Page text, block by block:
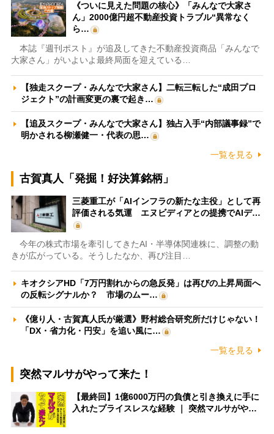
《ついに見えた問題の核心》「みんなで大家さ
ん」2000億円超不動産投資トラブル“異常なく
ら…
本誌『週刊ポスト』が追及してきた不動産投資商品「みんなで
大家さん」がいよいよ最終局面を迎えている…
【独走スクープ・みんなで大家さん】二転三転した“成田プロ
ジェクト”の計画変更の裏で起き…
【追及スクープ・みんなで大家さん】独占入手“内部議事録”で
明かされる柳瀬健一・代表の思…
一覧を見る
古賀真人「発掘！好決算銘柄」
三菱重工が「AIインフラの新たな主役」として再
評価される気運 エヌビディアとの提携でAIデ…
今年の株式市場を牽引してきたAI・半導体関連株に、調整の動
きが広がっている。そうしたなか、再び注目…
キオクシアHD「7万円割れからの急反発」は再びの上昇局面へ
の反転シグナルか？ 市場のムー…
《億り人・古賀真人氏が厳選》野村総合研究所だけじゃない！
「DX・省力化・円安」を追い風に…
一覧を見る
突然マルサがやって来た！
【最終回】1億6000万円の負債と引き換えに手に
入れたプライスレスな経験 ｜ 突然マルサがや…